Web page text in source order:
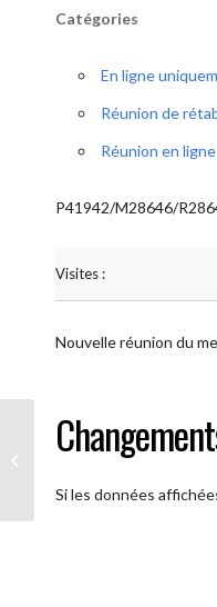
Catégories
En ligne
Réunion de
Réunion en ligne
P41942/M28646/
Visites :
Nouvelle réunion du
Si les données
AA Plus oultre (Mercredi)